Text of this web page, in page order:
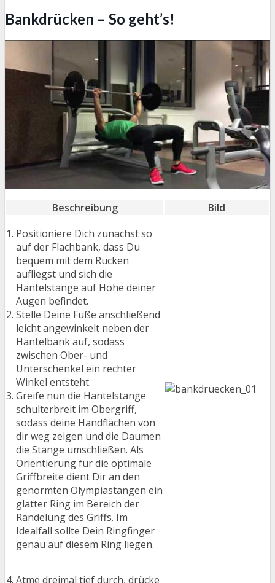
Bankdrücken – So geht’s!
Beschreibung
Bild
Positioniere Dich zunächst so
auf der Flachbank, dass Du
bequem mit dem Rücken
aufliegst und sich die
Hantelstange auf Höhe deiner
Augen befindet.
Stelle Deine Füße anschließend
leicht angewinkelt neben der
Hantelbank auf, sodass
zwischen Ober- und
Unterschenkel ein rechter
Winkel entsteht.
Greife nun die Hantelstange
schulterbreit im Obergriff,
sodass deine Handflächen von
dir weg zeigen und die Daumen
die Stange umschließen. Als
Orientierung für die optimale
Griffbreite dient Dir an den
genormten Olympiastangen ein
glatter Ring im Bereich der
Rändelung des Griffs. Im
Idealfall sollte Dein Ringfinger
genau auf diesem Ring liegen.
Atme dreimal tief durch, drücke